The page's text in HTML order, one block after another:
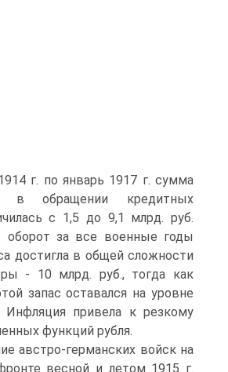
г. по январь 1917 г. сумма
в обращении кредитных
с 1,5 до 9,1 млрд. руб.
оборот за все военные годы
достигла в общей сложности
- 10 млрд. руб., тогда как
запас оставался на уровне
Инфляция привела к резкому
функций рубля.
австро-германских войск на
весной и летом 1915 г.